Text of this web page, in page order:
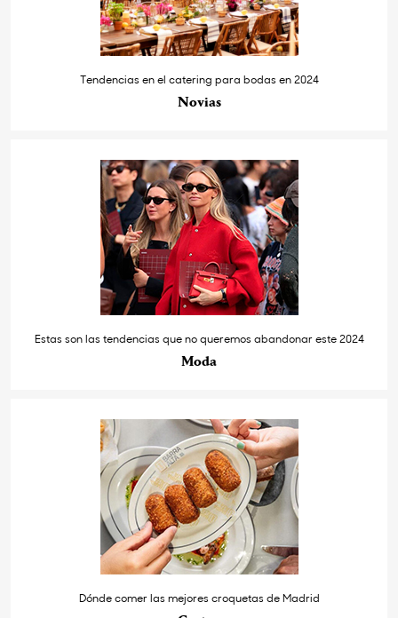
Tendencias en el catering para bodas en 2024
Novias
Estas son las tendencias que no queremos abandonar este 2024
Moda
Dónde comer las mejores croquetas de Madrid